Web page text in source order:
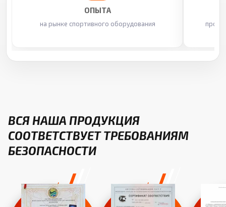
ОПЫТА
на рынке спортивного оборудования
ВСЯ НАША ПРОДУКЦИЯ
СООТВЕТСТВУЕТ ТРЕБОВАНИЯМ
БЕЗОПАСНОСТИ